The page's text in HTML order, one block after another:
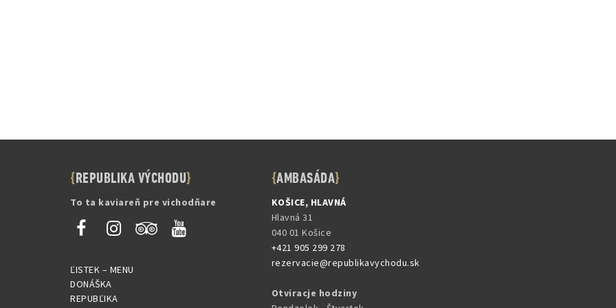
REPUBLIKA VÝCHODU
To ta kaviareň pre vichodňare
ĽISTEK – MENU
DONÁŠKA
REPUBĽIKA
AMBASÁDA
KOŠICE, HLAVNÁ
Hlavná 31
040 01 Košice
+421 905 299 278
rezervacie@republikavychodu.sk
Otviracje hodziny